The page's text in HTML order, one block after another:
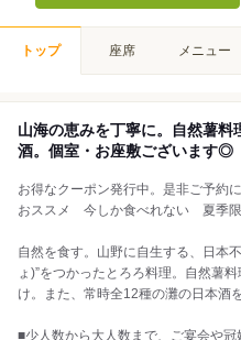
トップ 座席 メニュー
山海の恵みを丁寧に。自然薯
酒。個室・お座敷ございます◎
お得なクーポン発行中。是非ご予約
おススメ 今しか食べれない 夏季
自然を食す。山野に自生する、日本
ょ)”をつかったとろろ料理。自然薯
け。また、常時全12種の灘の日本酒
■少人数から大人数まで、ご宴会や